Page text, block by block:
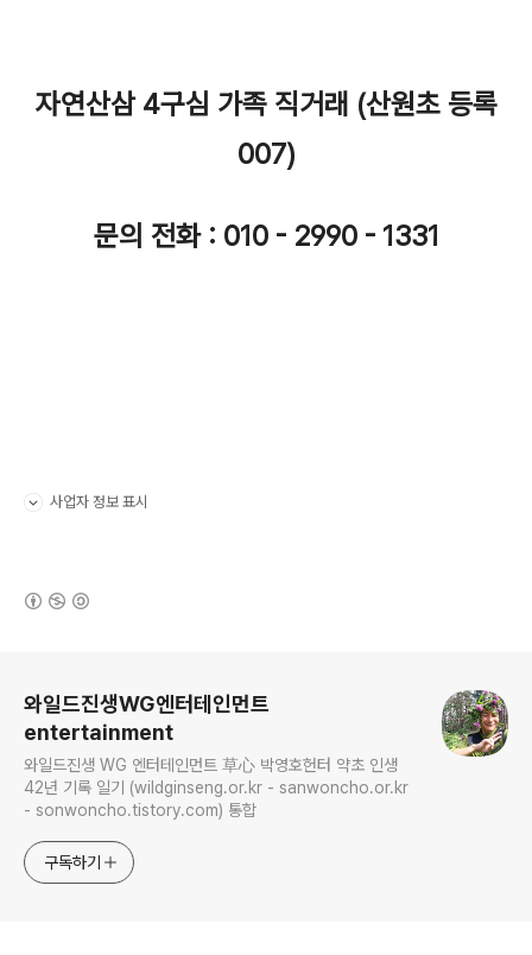
자연산삼 4구심 가족 직거래 (산원초 등록
007)
문의 전화 : 010 - 2990 - 1331
사업자 정보 표시
와일드진생WG엔터테인먼트
entertainment
와일드진생 WG 엔터테인먼트 草心 박영호헌터 약초 인생
42년 기록 일기 (wildginseng.or.kr - sanwoncho.or.kr
- sonwoncho.tistory.com) 통합
구독하기